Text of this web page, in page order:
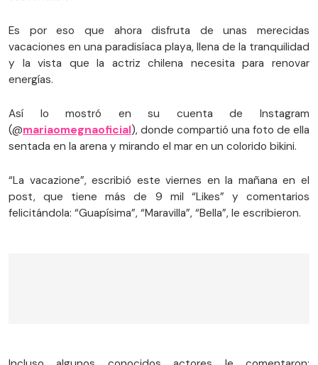
Es por eso que ahora disfruta de unas merecidas
vacaciones en una paradisíaca playa, llena de la tranquilidad
y la vista que la actriz chilena necesita para renovar
energías.
Así lo mostró en su cuenta de Instagram
(@mariaomegnaoficial), donde compartió una foto de ella
sentada en la arena y mirando el mar en un colorido bikini.
“La vacazione”, escribió este viernes en la mañana en el
post, que tiene más de 9 mil “Likes” y comentarios
felicitándola: “Guapísima”, “Maravilla”, “Bella”, le escribieron.